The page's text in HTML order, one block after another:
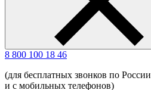
8 800 100 18 46
(для бесплатных звонков по России
и с мобильных телефонов)